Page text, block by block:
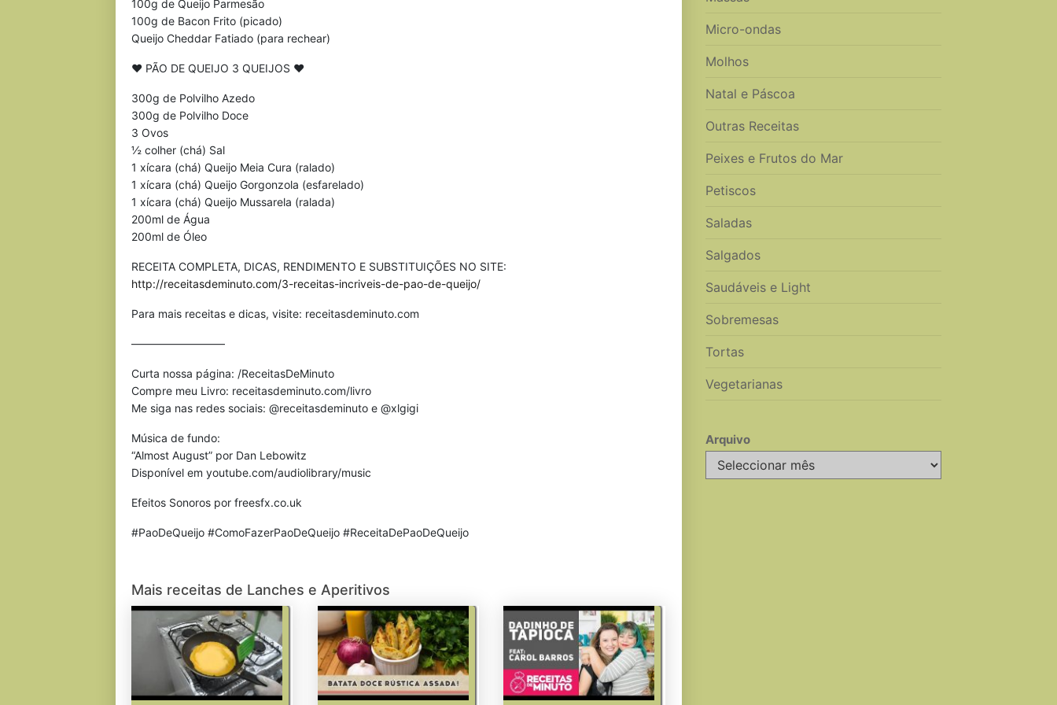
100g de Queijo Parmesão
100g de Bacon Frito (picado)
Queijo Cheddar Fatiado (para rechear)
♥ PÃO DE QUEIJO 3 QUEIJOS ♥
300g de Polvilho Azedo
300g de Polvilho Doce
3 Ovos
½ colher (chá) Sal
1 xícara (chá) Queijo Meia Cura (ralado)
1 xícara (chá) Queijo Gorgonzola (esfarelado)
1 xícara (chá) Queijo Mussarela (ralada)
200ml de Água
200ml de Óleo
RECEITA COMPLETA, DICAS, RENDIMENTO E SUBSTITUIÇÕES NO SITE:
http://receitasdeminuto.com/3-receitas-incriveis-de-pao-de-queijo/
Para mais receitas e dicas, visite: receitasdeminuto.com
————————–
Curta nossa página: /ReceitasDeMinuto
Compre meu Livro: receitasdeminuto.com/livro
Me siga nas redes sociais: @receitasdeminuto e @xlgigi
Música de fundo:
“Almost August” por Dan Lebowitz
Disponível em youtube.com/audiolibrary/music
Efeitos Sonoros por freesfx.co.uk
#PaoDeQueijo #ComoFazerPaoDeQueijo #ReceitaDePaoDeQueijo
Mais receitas de Lanches e Aperitivos
Micro-ondas
Molhos
Natal e Páscoa
Outras Receitas
Peixes e Frutos do Mar
Petiscos
Saladas
Salgados
Saudáveis e Light
Sobremesas
Tortas
Vegetarianas
Arquivo
Arquivo